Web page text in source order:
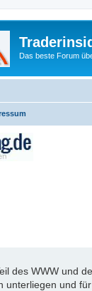
Das beste Forum
des WWW und
unterliegen und